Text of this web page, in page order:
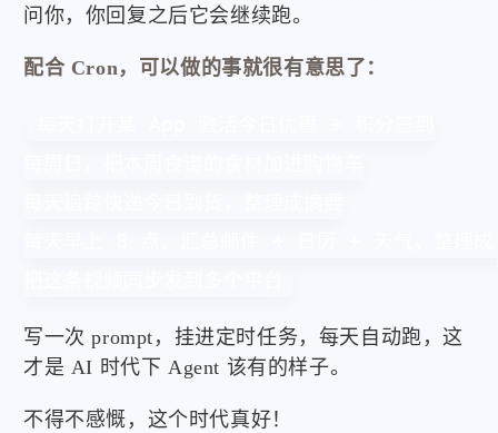
问你，你回复之后它会继续跑。
配合 Cron，可以做的事就很有意思了：
写一次 prompt，挂进定时任务，每天自动跑，这
才是 AI 时代下 Agent 该有的样子。
不得不感慨，这个时代真好！